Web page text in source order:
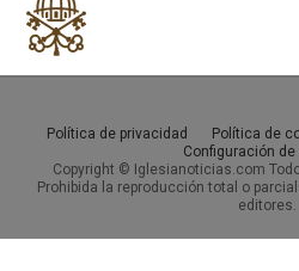
Política de privacidad Política de
Configuración
Copyright © Iglesianoticias.com
Prohibida la reproducción total o
editores.